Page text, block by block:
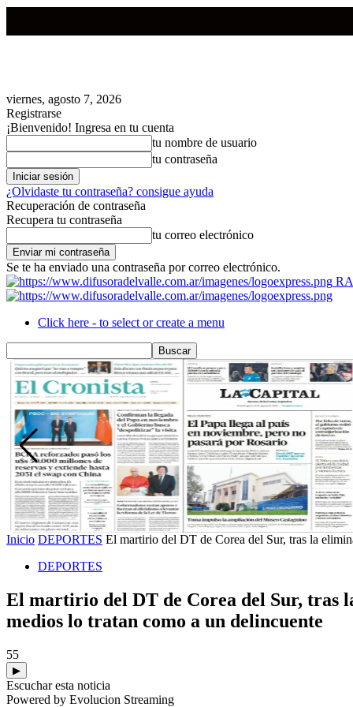
viernes, agosto 7, 2026
Registrarse
¡Bienvenido! Ingresa en tu cuenta
tu nombre de usuario
tu contraseña
¿Olvidaste tu contraseña? consigue ayuda
Recuperación de contraseña
Recupera tu contraseña
tu correo electrónico
Se te ha enviado una contraseña por correo electrónico.
Click here - to select or create a menu
Inicio DEPORTES El martirio del DT de Corea del Sur, tras la
DEPORTES
El martirio del DT de Corea del Sur, tras
medios lo tratan como a un delincuente
55
▶
Escuchar esta noticia
Powered by Evolucion Streaming